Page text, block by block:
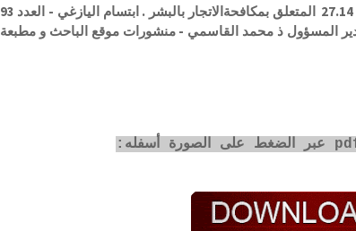
حماية ضحايا الاتجار بالبشر على ضوء القانون رقم 27.14 المتعلق بمكافحةالاتجار بالبشر . ابتسام اليازغي - العدد 93
المسؤول ذ محمد القاسمي - منشورات موقع الباحث و مطبعة